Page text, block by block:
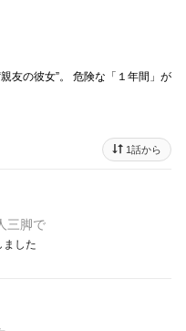
友の彼女”。 危険な「１年間」が
1話から
三脚で
ました